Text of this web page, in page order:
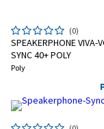
(0)
SPEAKERPHONE VIVA-
SYNC 40+ POLY
Poly